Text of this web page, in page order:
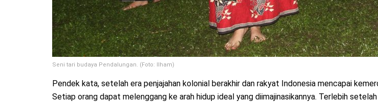
Seni tari budaya Pendalungan. (Foto: Ilham)
Pendek kata, setelah era penjajahan kolonial berakhir dan rakyat Indonesia mencapai
Setiap orang dapat melenggang ke arah hidup ideal yang diimajinasikannya. Terlebih